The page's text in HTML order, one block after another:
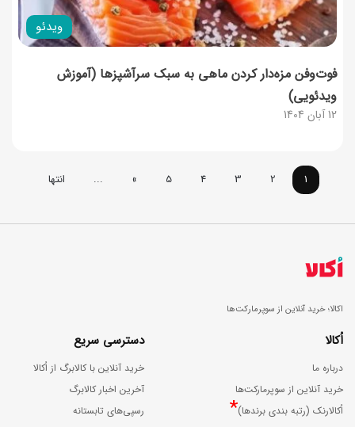
ویدئو
12 آبان 1404
فوت‌وفن مزه‌دار کردن ماهی به سبک سرآشپزها (آموزش
ویدئویی)
1
2
3
4
5
»
... انتها
اکالا؛ خرید آنلاین از سوپرمارکت‌ها
اُکالا
درباره ما
خرید آنلاین از سوپرمارکت‌ها
اُکالارنک (رتبه بندی برندها)*
دسترسی سریع
خرید آنلاین با کالابرگ از اُکالا
آخرین اخبار کالابرگ
رسپی‌های تابستانه